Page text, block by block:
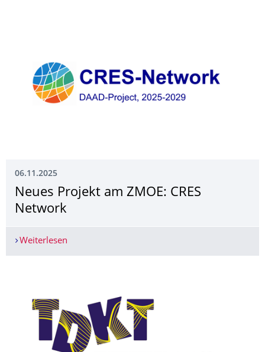
06.11.2025
Neues Projekt am ZMOE: CRES
Network
Weiterlesen